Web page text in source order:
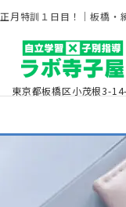
正月特訓１日目！｜板橋・
東京都板橋区小茂根3-